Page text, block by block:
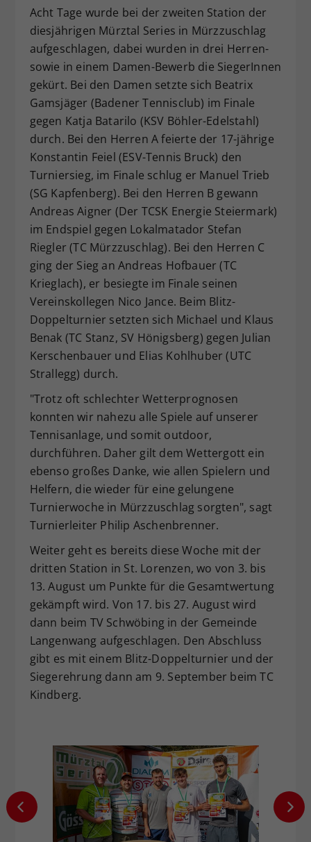
Acht Tage wurde bei der zweiten Station der
diesjährigen Mürztal Series in Mürzzuschlag
aufgeschlagen, dabei wurden in drei Herren-
sowie in einem Damen-Bewerb die SiegerInnen
gekürt. Bei den Damen setzte sich Beatrix
Gamsjäger (Badener Tennisclub) im Finale
gegen Katja Batarilo (KSV Böhler-Edelstahl)
durch. Bei den Herren A feierte der 17-jährige
Konstantin Feiel (ESV-Tennis Bruck) den
Turniersieg, im Finale schlug er Manuel Trieb
(SG Kapfenberg). Bei den Herren B gewann
Andreas Aigner (Der TCSK Energie Steiermark)
im Endspiel gegen Lokalmatador Stefan
Riegler (TC Mürzzuschlag). Bei den Herren C
ging der Sieg an Andreas Hofbauer (TC
Krieglach), er besiegte im Finale seinen
Vereinskollegen Nico Jance. Beim Blitz-
Doppelturnier setzten sich Michael und Klaus
Benak (TC Stanz, SV Hönigsberg) gegen Julian
Kerschenbauer und Elias Kohlhuber (UTC
Strallegg) durch.
"Trotz oft schlechter Wetterprognosen
konnten wir nahezu alle Spiele auf unserer
Tennisanlage, und somit outdoor,
durchführen. Daher gilt dem Wettergott ein
ebenso großes Danke, wie allen Spielern und
Helfern, die wieder für eine gelungene
Turnierwoche in Mürzzuschlag sorgten", sagt
Turnierleiter Philip Aschenbrenner.
Weiter geht es bereits diese Woche mit der
dritten Station in St. Lorenzen, wo von 3. bis
13. August um Punkte für die Gesamtwertung
gekämpft wird. Von 17. bis 27. August wird
dann beim TV Schwöbing in der Gemeinde
Langenwang aufgeschlagen. Den Abschluss
gibt es mit einem Blitz-Doppelturnier und der
Siegerehrung dann am 9. September beim TC
Kindberg.
Zweck
Dieser Wert speichert Ihre Consent-
Einstellungen. Unter anderem eine
zufällig generierte ID, für die
historische Speicherung Ihrer
vorgenommen Einstellungen, falls der
Webseiten-Betreiber dies eingestellt
hat.